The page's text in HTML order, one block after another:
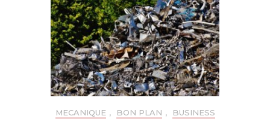
MECANIQUE , BON PLAN , BUSINESS